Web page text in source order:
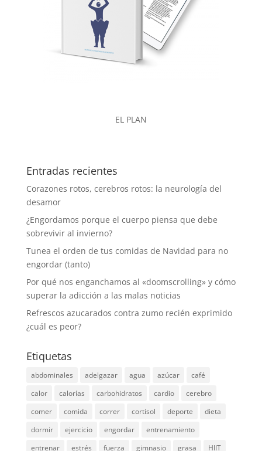
EL PLAN
Entradas recientes
Corazones rotos, cerebros rotos: la neurología del
desamor
¿Engordamos porque el cuerpo piensa que debe
sobrevivir al invierno?
Tunea el orden de tus comidas de Navidad para no
engordar (tanto)
Por qué nos enganchamos al «doomscrolling» y cómo
superar la adicción a las malas noticias
Refrescos azucarados contra zumo recién exprimido
¿cuál es peor?
Etiquetas
abdominales adelgazar agua azúcar
café
calor
calorías carbohidratos cardio
cerebro
comer
comida correr cortisol deporte
dieta
dormir
ejercicio engordar
entrenamiento
entrenar
estrés fuerza gimnasio grasa HIIT